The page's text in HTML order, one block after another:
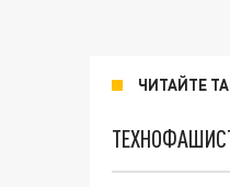
ЧИТАЙТЕ